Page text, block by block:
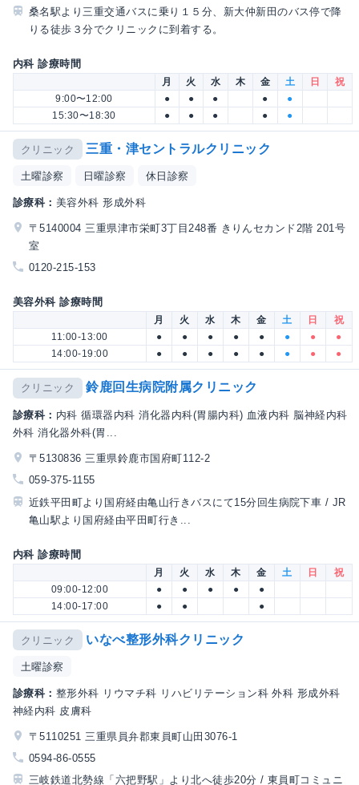
桑名駅より三重交通バスに乗り１５分、新大仲新田のバス停で降
りる徒歩３分でクリニックに到着する。
内科 診療時間
月 火 水 木 金 土 日
祝
9:00〜12:00
● ● ● ●
●
15:30〜18:30
● ● ● ● ●
クリニック 三重・津セントラルクリニック
土曜診察 日曜診察 休日診察
診療科： 美容外科 形成外科
〒5140004 三重県津市栄町3丁目248番 きりんセカンド2階 201号
室
0120-215-153
美容外科 診療時間
月 火 水 木 金 土 日
祝
11:00-13:00
● ● ● ● ● ● ●
●
14:00-19:00
● ● ● ● ● ● ● ●
クリニック 鈴鹿回生病院附属クリニック
診療科： 内科 循環器内科 消化器内科(胃腸内科) 血液内科 脳神経内科
外科 消化器外科(胃...
〒5130836 三重県鈴鹿市国府町112-2
059-375-1155
近鉄平田町より国府経由亀山行きバスにて15分回生病院下車 / JR
亀山駅より国府経由平田町行き...
内科 診療時間
月 火 水 木 金 土 日
祝
09:00-12:00
● ● ● ●
●
14:00-17:00
● ● ●
クリニック いなべ整形外科クリニック
土曜診察
診療科： 整形外科 リウマチ科 リハビリテーション科 外科 形成外科
神経内科 皮膚科
〒5110251 三重県員弁郡東員町山田3076-1
0594-86-0555
三岐鉄道北勢線「六把野駅」より北へ徒歩20分 / 東員町コミュニ